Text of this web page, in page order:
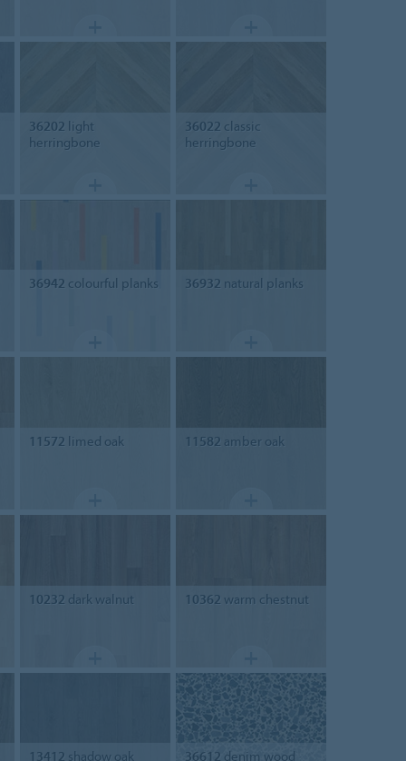
36202 light
herringbone
36022 classic
herringbone
36942 colourful planks 36932 natural planks
11572 limed oak 11582 amber oak
10232 dark walnut 10362 warm chestnut
13412 shadow oak 36612 denim wood